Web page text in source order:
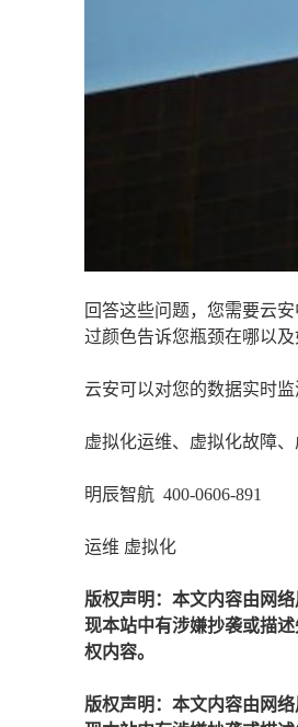
回答这些问题，您需要云
过颜色告诉您瓶颈在哪以
云安可以对您的数据实时
虚拟化运维、虚拟化故障
明辰智航 400-0606-891
运维 虚拟化
版权声明：本文内容由网
现本站中有涉嫌抄袭或描
权内容。
版权声明：本文内容由网